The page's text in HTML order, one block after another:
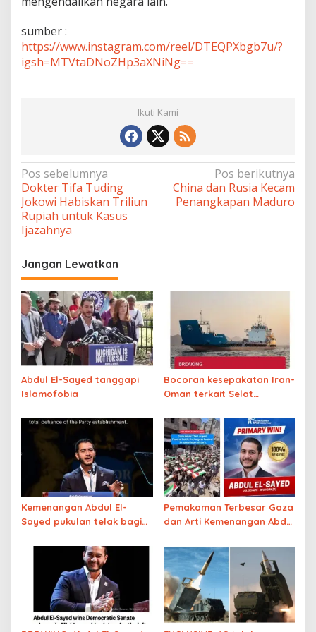
sumber :
https://www.instagram.com/reel/DTEQPXbgb7u/?
igsh=MTVtaDNoZHp3aXNiNg==
Ikuti Kami
Navigasi
pos
Pos sebelumnya
Dokter Tifa Tuding
Jokowi Habiskan Triliun
Rupiah untuk Kasus
Ijazahnya
Pos berikutnya
China dan Rusia Kecam
Penangkapan Maduro
Jangan Lewatkan
Abdul El-Sayed tanggapi
Islamofobia
Bocoran kesepakatan Iran-
Oman terkait Selat
menyerah
Kemenangan Abdul El-
Sayed pukulan telak bagi
Pemakaman Terbesar Gaza
dan Arti Kemenangan Abdul